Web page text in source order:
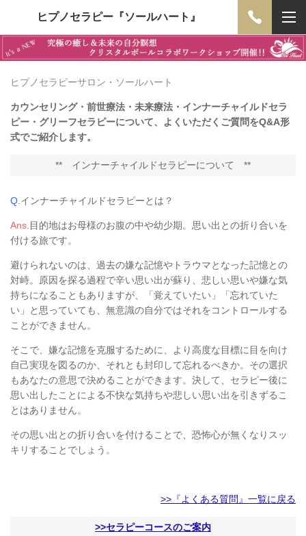
ヒプノセラピー『ソールハート』
ヒプノセラピーサロン・ソールハート
カウンセリング・前世療法・未来療法・インナーチャイルドセラ
ピー・グリーフセラピーについて、よくいただくご質問をQ&A形
式でご紹介します。
** インナーチャイルドセラピーについて **
Q. インナーチャイルドセラピーとは？
Ans. 目的地はお母様のお腹の中や幼少期。思い出との折り合いを
付ける旅です。
避けられないのは、過去の嫌な記憶やトラウマとなった記憶との
対峙。原因を探る過程で辛い思い出が蘇り、悲しい思いや嫌な気
持ちになることもありますが、「覚えていたい」「忘れていた
い」と思っていても、無意識の自分ではそれをコントロールする
ことができません。
そこで、嫌な記憶を克服するために、より高度な目標に目を向け
自己実現を図るのか、それとも封印して忘れるべきか。その選択
もあなたの意思で決めることができます。決して、セラピー後に
思い出したことによる不快な気持ちや悲しい思い出を引きずるこ
とはありません。
その思い出との折り合いを付けることで、恐怖心が無くなりスッ
キリすることでしょう。
>>『よくある質問』一覧に戻る
>>セラピーコースのご案内